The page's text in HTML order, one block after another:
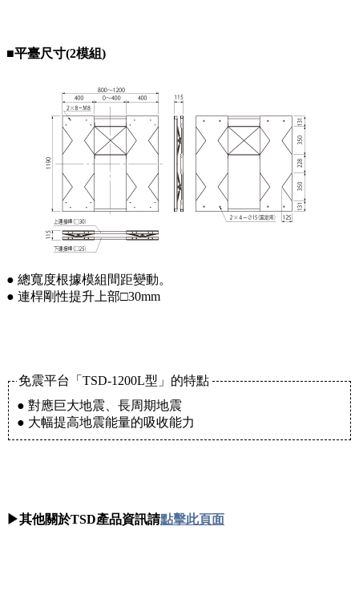
■平臺尺寸(2模組)
● 總寬度根據模組間距變動。
● 連桿剛性提升上部□30mm
免震平台「TSD-1200L型」的特點
● 對應巨大地震、長周期地震
● 大幅提高地震能量的吸收能力
▶其他關於TSD產品資訊請點擊此頁面